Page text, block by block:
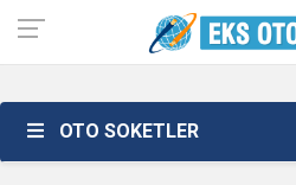
OTO SOKETLER